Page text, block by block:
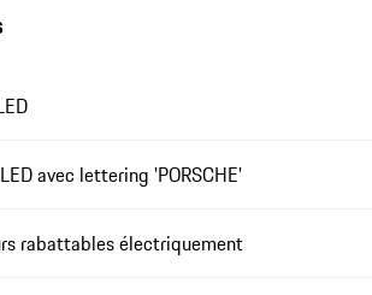
avec lettering 'PORSCHE'
rabattables électriquement